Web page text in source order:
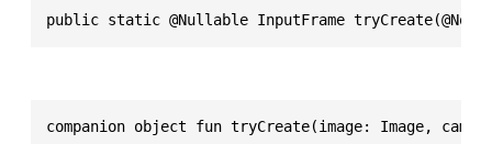
public static @Nullable InputFrame
companion object fun tryCreate(image: Image,